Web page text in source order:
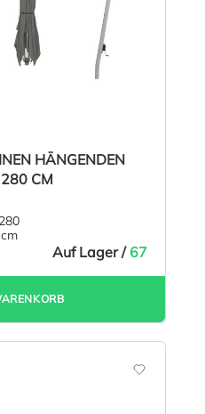
HÄNGENDEN
CM
Auf Lager / 67